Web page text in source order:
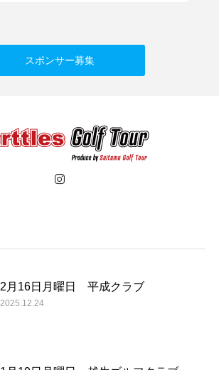
スポンサー募集
2月16日月曜日 平成クラブ
2025.12.24